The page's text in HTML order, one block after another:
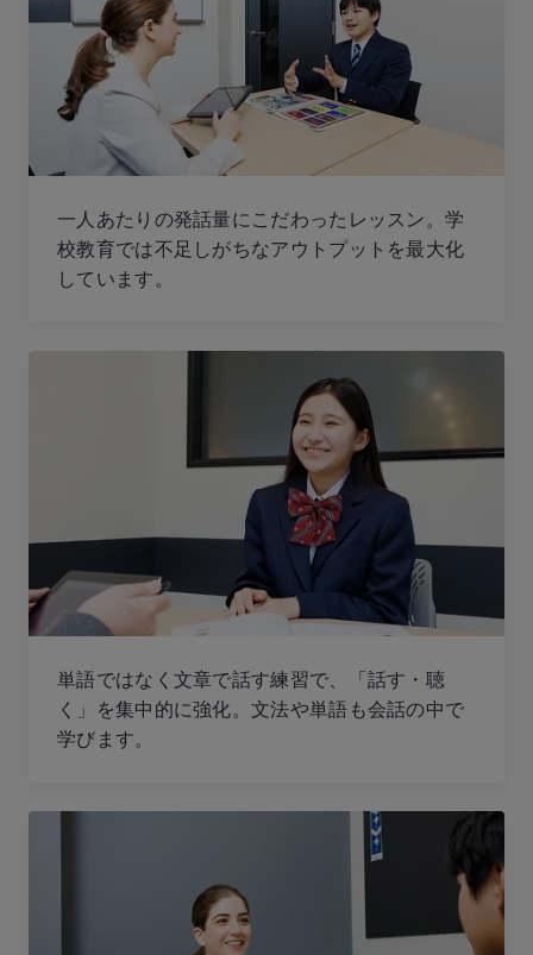
一人あたりの発話量にこだわったレッスン。学
校教育では不足しがちなアウトプットを最大化
しています。
単語ではなく文章で話す練習で、「話す・聴
く」を集中的に強化。文法や単語も会話の中で
学びます。